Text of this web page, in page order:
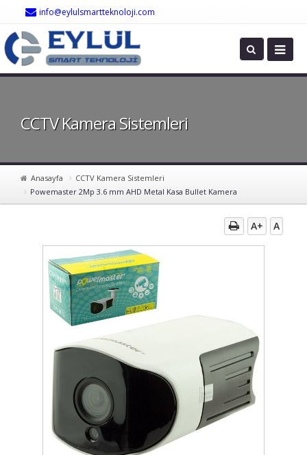
info@eylulsmartteknoloji.com
CCTV Kamera Sistemleri
Anasayfa
CCTV Kamera Sistemleri
Powemaster 2Mp 3.6 mm AHD Metal Kasa Bullet Kamera
A+ A